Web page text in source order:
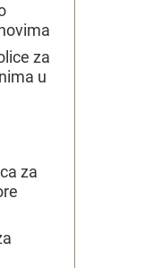
za
u
za